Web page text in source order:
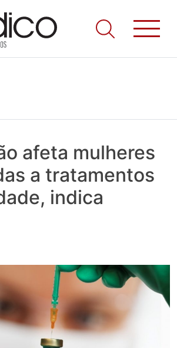
Todos os Médicos. Onde as notícias
o que se passa na Saúde!
afeta mulheres
a tratamentos
indica